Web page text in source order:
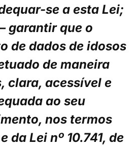
se a esta Lei;
garantir que o
de dados de idosos
de maneira
clara, acessível e
ao seu
nos termos
da Lei nº 10.741, de